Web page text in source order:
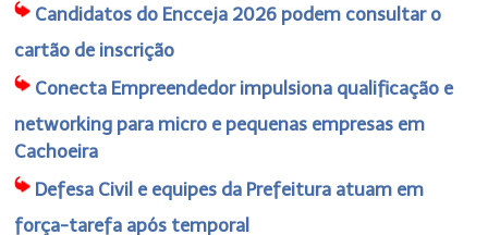
Candidatos do Encceja 2026 podem consultar o
cartão de inscrição
Conecta Empreendedor impulsiona qualificação e
networking para micro e pequenas empresas em
Cachoeira
Defesa Civil e equipes da Prefeitura atuam em
força-tarefa após temporal